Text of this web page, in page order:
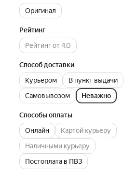
Оригинал
Рейтинг
Рейтинг от 4.0
Способ доставки
Курьером
В пункт выдачи
Самовывозом
Неважно
Способы оплаты
Онлайн
Картой курьеру
Наличными курьеру
Постоплата в ПВЗ